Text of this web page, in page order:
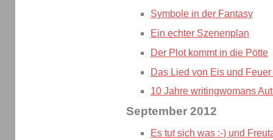
Symbole in der Fantasy
Ein echter Szenenplan
Der Plot kommt in die Pötte
Das Lied von Eis und
10 Jahre writingwomans
September 2012
Es tut sich was :-) und